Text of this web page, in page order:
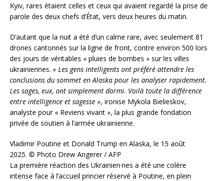
Kyiv, rares étaient celles et ceux qui avaient regardé la prise de
parole des deux chefs d’État, vers deux heures du matin.
D’autant que la nuit a été d’un calme rare, avec seulement 81
drones cantonnés sur la ligne de front, contre environ 500 lors
des jours de véritables « pluies de bombes » sur les villes
ukrainiennes. « Les gens intelligents ont préféré attendre les
conclusions du sommet en Alaska pour les analyser rapidement.
Les sages, eux, ont simplement dormi. Voilà toute la différence
entre intelligence et sagesse », ironise Mykola Bielieskov,
analyste pour « Reviens vivant », la plus grande fondation
privée de soutien à l’armée ukrainienne.
Vladimir Poutine et Donald Trump en Alaska, le 15 août
2025. © Photo Drew Angerer / AFP
La première réaction des Ukrainien·nes a été une colère
intense face à l’accueil princier réservé à Poutine, en plein